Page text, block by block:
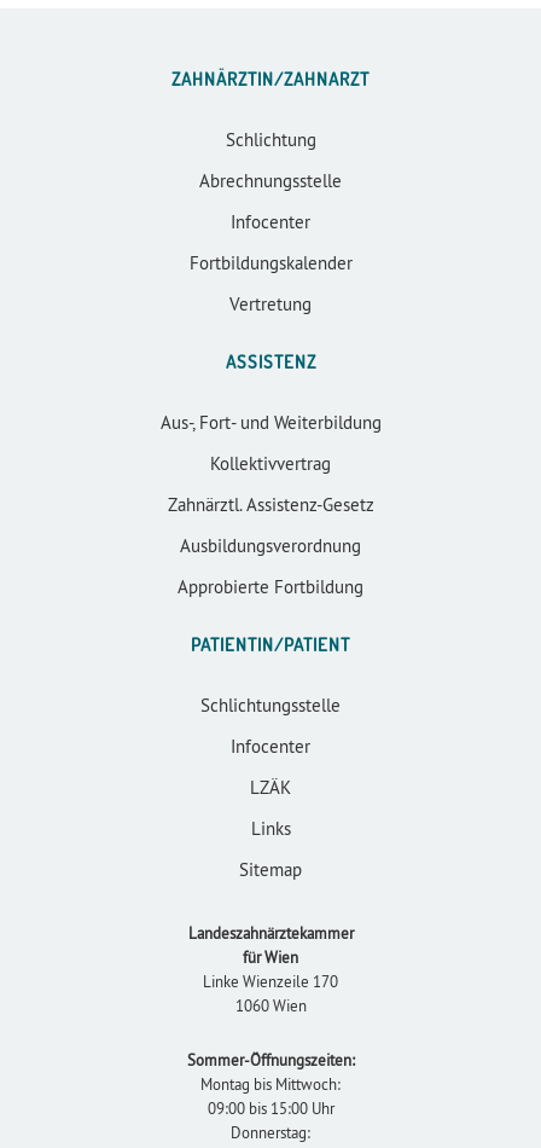
ZAHNÄRZTIN/ZAHNARZT
Schlichtung
Abrechnungsstelle
Infocenter
Fortbildungskalender
Vertretung
ASSISTENZ
Aus-, Fort- und Weiterbildung
Kollektivvertrag
Zahnärztl. Assistenz-Gesetz
Ausbildungsverordnung
Approbierte Fortbildung
PATIENTIN/PATIENT
Schlichtungsstelle
Infocenter
LZÄK
Links
Sitemap
Landeszahnärztekammer
für Wien
Linke Wienzeile 170
1060 Wien
Sommer-Öffnungszeiten:
Montag bis Mittwoch:
09:00 bis 15:00 Uhr
Donnerstag: